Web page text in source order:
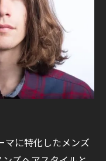
マに特化したメンズ